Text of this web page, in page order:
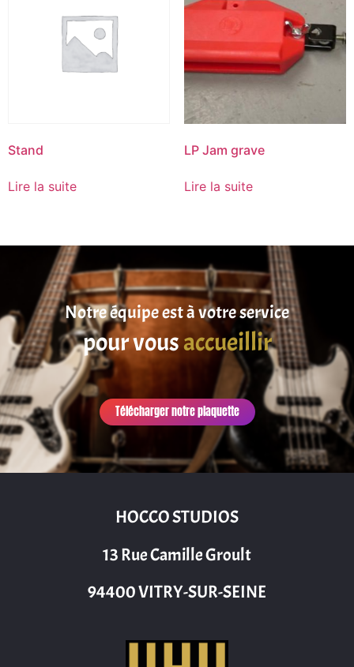
Stand
Lire la suite
LP Jam grave
Lire la suite
Notre équipe est à votre service
pour vousaccueillir
Télécharger notre plaquette
HOCCO STUDIOS
13 Rue Camille Groult
94400 VITRY-SUR-SEINE